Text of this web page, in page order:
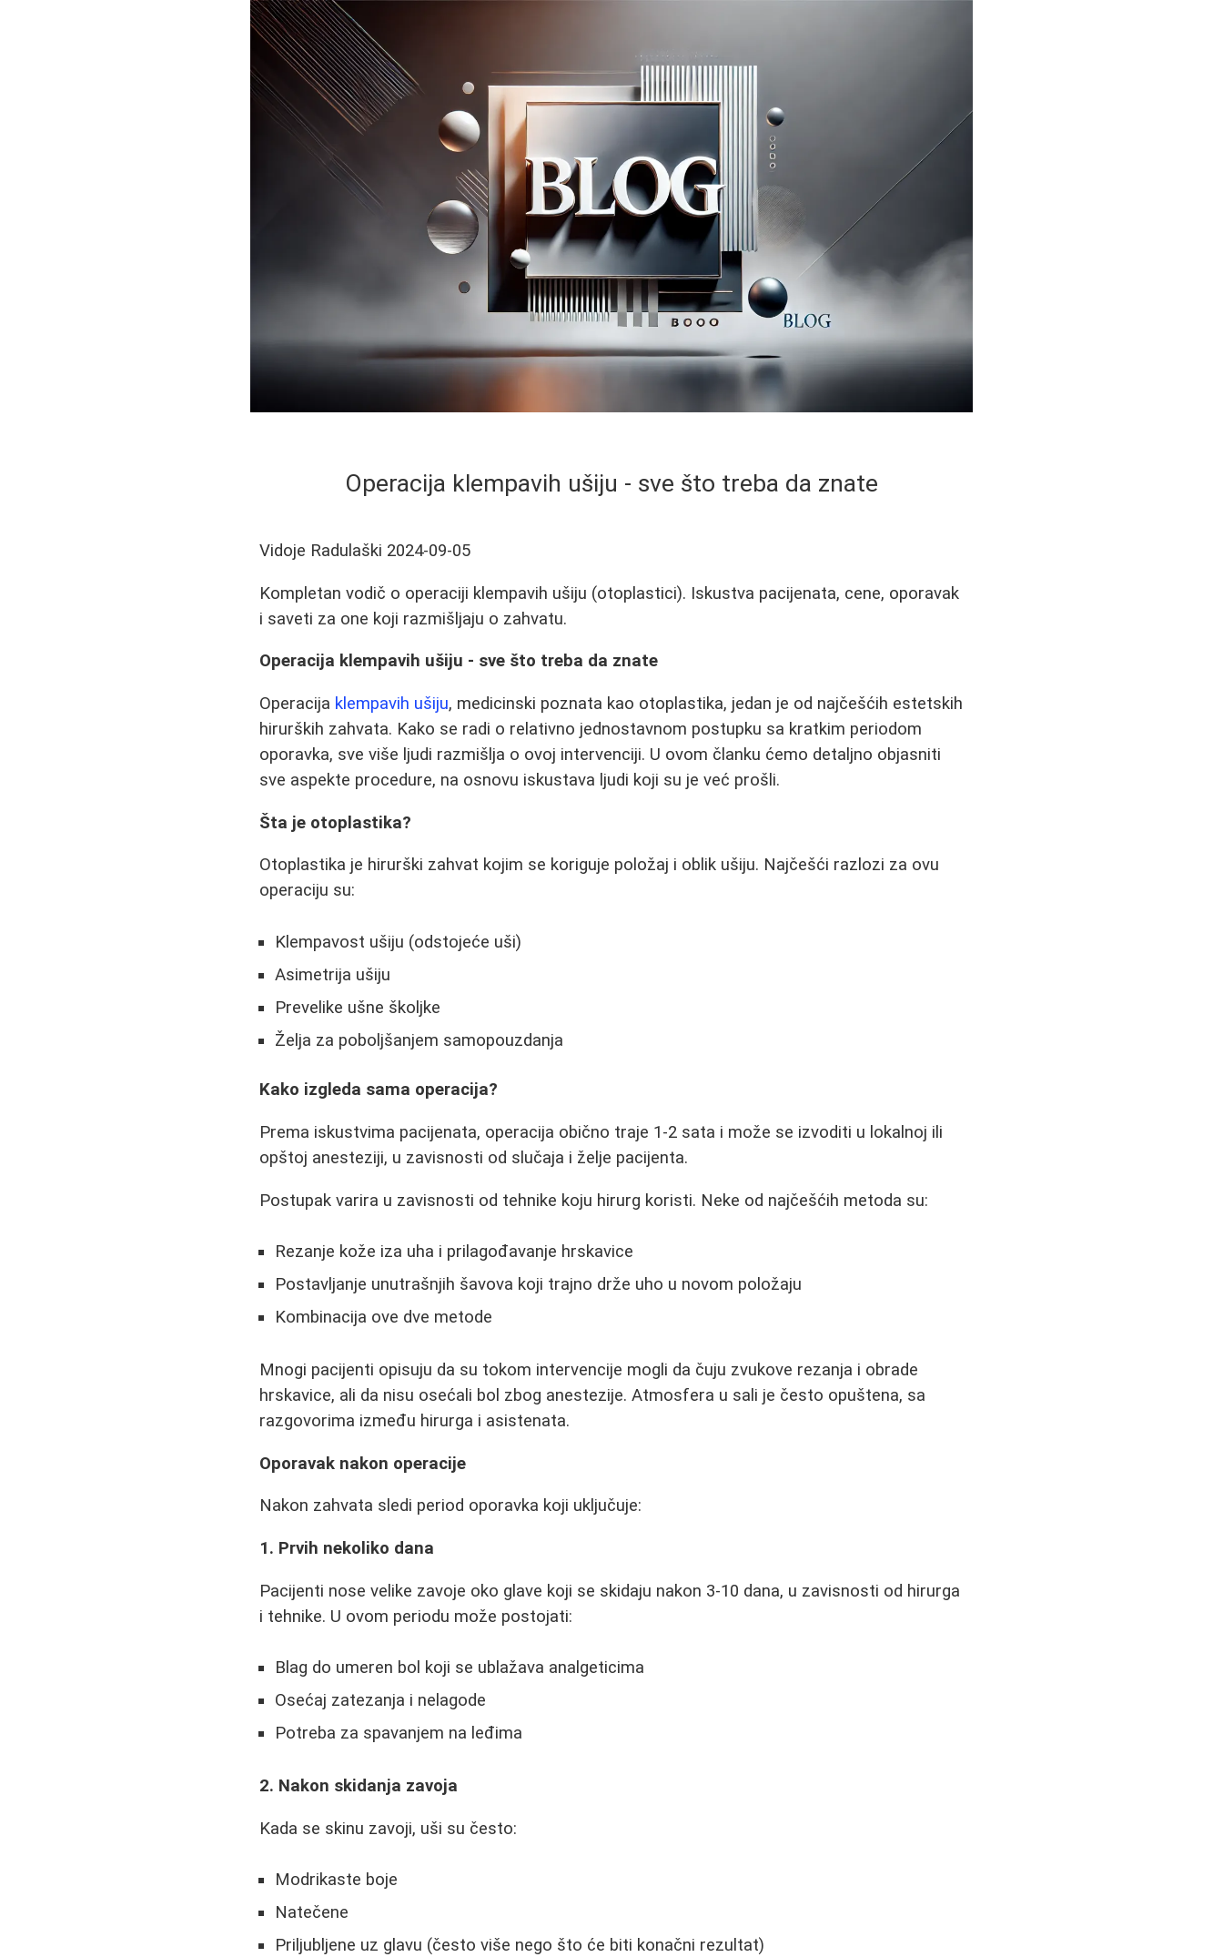
Operacija klempavih ušiju - sve što treba da znate
Vidoje Radulaški 2024-09-05
Kompletan vodič o operaciji klempavih ušiju (otoplastici). Iskustva pacijenata, cene, oporavak
i saveti za one koji razmišljaju o zahvatu.
Operacija klempavih ušiju - sve što treba da znate
Operacija klempavih ušiju, medicinski poznata kao otoplastika, jedan je od najčešćih estetskih
hirurških zahvata. Kako se radi o relativno jednostavnom postupku sa kratkim periodom
oporavka, sve više ljudi razmišlja o ovoj intervenciji. U ovom članku ćemo detaljno objasniti
sve aspekte procedure, na osnovu iskustava ljudi koji su je već prošli.
Šta je otoplastika?
Otoplastika je hirurški zahvat kojim se koriguje položaj i oblik ušiju. Najčešći razlozi za ovu
operaciju su:
Klempavost ušiju (odstojeće uši)
Asimetrija ušiju
Prevelike ušne školjke
Želja za poboljšanjem samopouzdanja
Kako izgleda sama operacija?
Prema iskustvima pacijenata, operacija obično traje 1-2 sata i može se izvoditi u lokalnoj ili
opštoj anesteziji, u zavisnosti od slučaja i želje pacijenta.
Postupak varira u zavisnosti od tehnike koju hirurg koristi. Neke od najčešćih metoda su:
Rezanje kože iza uha i prilagođavanje hrskavice
Postavljanje unutrašnjih šavova koji trajno drže uho u novom položaju
Kombinacija ove dve metode
Mnogi pacijenti opisuju da su tokom intervencije mogli da čuju zvukove rezanja i obrade
hrskavice, ali da nisu osećali bol zbog anestezije. Atmosfera u sali je često opuštena, sa
razgovorima između hirurga i asistenata.
Oporavak nakon operacije
Nakon zahvata sledi period oporavka koji uključuje:
1. Prvih nekoliko dana
Pacijenti nose velike zavoje oko glave koji se skidaju nakon 3-10 dana, u zavisnosti od hirurga
i tehnike. U ovom periodu može postojati:
Blag do umeren bol koji se ublažava analgeticima
Osećaj zatezanja i nelagode
Potreba za spavanjem na leđima
2. Nakon skidanja zavoja
Kada se skinu zavoji, uši su često:
Modrikaste boje
Natečene
Priljubljene uz glavu (često više nego što će biti konačni rezultat)